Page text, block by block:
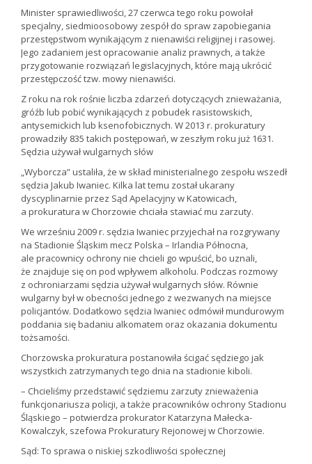
Minister sprawiedliwości, 27 czerwca tego roku powołał
specjalny, siedmioosobowy zespół do spraw zapobiegania
przestępstwom wynikającym z nienawiści religijnej i rasowej.
Jego zadaniem jest opracowanie analiz prawnych, a także
przygotowanie rozwiązań legislacyjnych, które mają ukrócić
przestępczość tzw. mowy nienawiści.
Z roku na rok rośnie liczba zdarzeń dotyczących znieważania,
gróźb lub pobić wynikających z pobudek rasistowskich,
antysemickich lub ksenofobicznych. W 2013 r. prokuratury
prowadziły 835 takich postępowań, w zeszłym roku już 1631.
Sędzia używał wulgarnych słów
„Wyborcza” ustaliła, że w skład ministerialnego zespołu wszedł
sędzia Jakub Iwaniec. Kilka lat temu został ukarany
dyscyplinarnie przez Sąd Apelacyjny w Katowicach,
a prokuratura w Chorzowie chciała stawiać mu zarzuty.
We wrześniu 2009 r. sędzia Iwaniec przyjechał na rozgrywany
na Stadionie Śląskim mecz Polska – Irlandia Północna,
ale pracownicy ochrony nie chcieli go wpuścić, bo uznali,
że znajduje się on pod wpływem alkoholu. Podczas rozmowy
z ochroniarzami sędzia używał wulgarnych słów. Równie
wulgarny był w obecności jednego z wezwanych na miejsce
policjantów. Dodatkowo sędzia Iwaniec odmówił mundurowym
poddania się badaniu alkomatem oraz okazania dokumentu
tożsamości.
Chorzowska prokuratura postanowiła ścigać sędziego jak
wszystkich zatrzymanych tego dnia na stadionie kiboli.
– Chcieliśmy przedstawić sędziemu zarzuty znieważenia
funkcjonariusza policji, a także pracowników ochrony Stadionu
Śląskiego – potwierdza prokurator Katarzyna Małecka-
Kowalczyk, szefowa Prokuratury Rejonowej w Chorzowie.
Sąd: To sprawa o niskiej szkodliwości społecznej